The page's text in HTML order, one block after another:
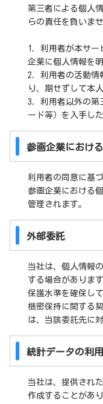
第三者による個人
らの責任を負いませ
1. 利用者が本サー
企業に個人情報を
2. 利用者の活動情
り、期せずして本
3. 利用者以外の第
ード等）を入手した
参画企業におけ
利用者の同意に基
参画企業における
管理されます。
外部委託
当社は、個人情報
する場合がありま
保護水準を確保し
機密保持に関する
は、当該委託先に
統計データの利用
当社は、提供され
作成することがあ